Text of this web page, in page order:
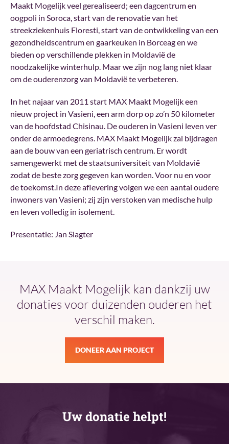
Maakt Mogelijk veel gerealiseerd; een dagcentrum en
oogpoli in Soroca, start van de renovatie van het
streekziekenhuis Floresti, start van de ontwikkeling van een
gezondheidscentrum en gaarkeuken in Borceag en we
bieden op verschillende plekken in Moldavië de
noodzakelijke winterhulp. Maar we zijn nog lang niet klaar
om de ouderenzorg van Moldavië te verbeteren.
In het najaar van 2011 start MAX Maakt Mogelijk een
nieuw project in Vasieni, een arm dorp op zo’n 50 kilometer
van de hoofdstad Chisinau. De ouderen in Vasieni leven ver
onder de armoedegrens. MAX Maakt Mogelijk zal bijdragen
aan de bouw van een geriatrisch centrum. Er wordt
samengewerkt met de staatsuniversiteit van Moldavië
zodat de beste zorg gegeven kan worden. Voor nu en voor
de toekomst.In deze aflevering volgen we een aantal oudere
inwoners van Vasieni; zij zijn verstoken van medische hulp
en leven volledig in isolement.
Presentatie: Jan Slagter
MAX Maakt Mogelijk kan dankzij uw
donaties voor duizenden ouderen het
verschil maken.
DONEER AAN PROJECT
Uw donatie helpt!